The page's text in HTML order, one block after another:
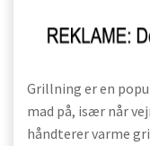
Grillning er en
mad på, især når
håndterer varme